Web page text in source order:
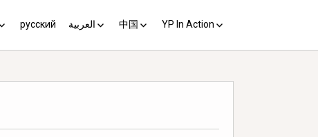
русский العربية 中国 YP In Action
Download the Guide in your